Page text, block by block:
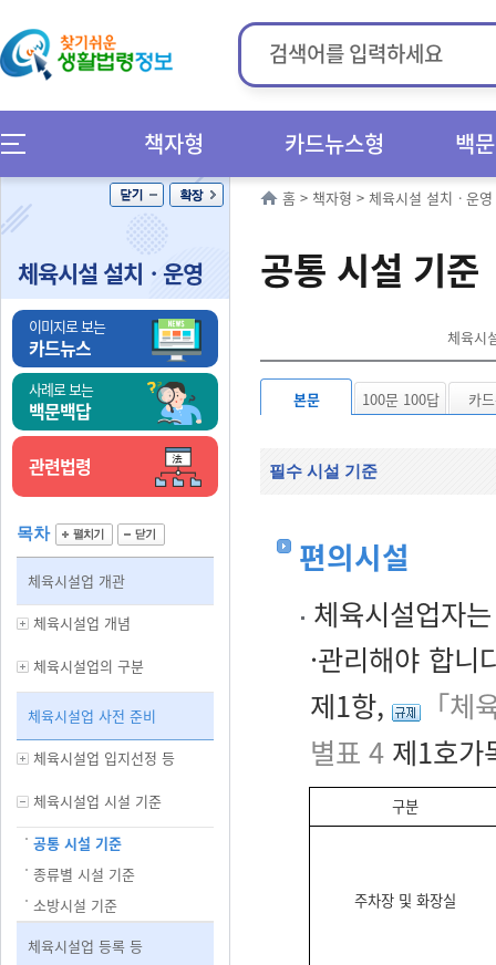
책자형 카드뉴스형 백
체육시설 설치ㆍ운영
이미지로 보는
카드뉴스
사례로 보는
백문백답
관련법령
목차
체육시설업 개관
체육시설업 개념
체육시설업의 구분
체육시설업 사전 준비
체육시설업 입지선정 등
체육시설업 시설 기준
공통 시설 기준
종류별 시설 기준
소방시설 기준
체육시설업 등록 등
홈 > 책자형 > 체육시설 설치ㆍ운영
공통 시설 기준
체육시
본문 100문 100답 카
필수 시설 기준
편의시설
체육시설업자
·관리해야 합니
제1항,
「
별표 4 제1호가
구분
주차장 및 화장실